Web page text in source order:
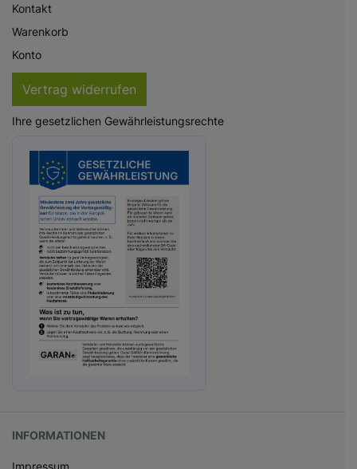
Kontakt
Warenkorb
Konto
Vertrag widerrufen
Ihre gesetzlichen Gewährleistungsrechte
INFORMATIONEN
Impressum